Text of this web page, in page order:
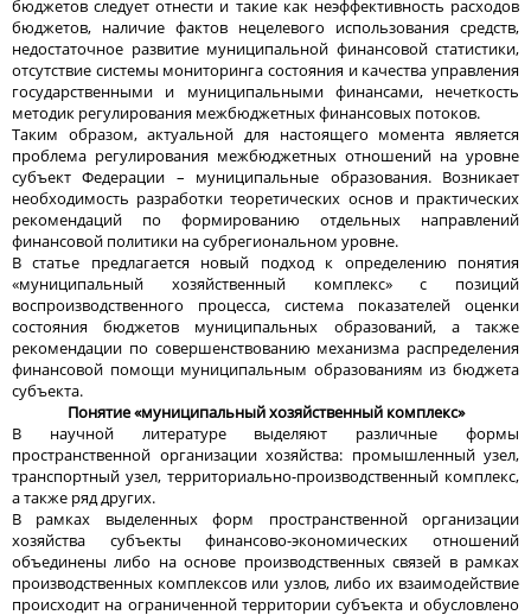
бюджетов следует отнести и такие как неэффективность расходов
бюджетов, наличие фактов нецелевого использования средств,
недостаточное развитие муниципальной финансовой статистики,
отсутствие системы мониторинга состояния и качества управления
государственными и муниципальными финансами, нечеткость
методик регулирования межбюджетных финансовых потоков.
Таким образом, актуальной для настоящего момента является
проблема регулирования межбюджетных отношений на уровне
субъект Федерации – муниципальные образования. Возникает
необходимость разработки теоретических основ и практических
рекомендаций по формированию отдельных направлений
финансовой политики на субрегиональном уровне.
В статье предлагается новый подход к определению понятия
«муниципальный хозяйственный комплекс» с позиций
воспроизводственного процесса, система показателей оценки
состояния бюджетов муниципальных образований, а также
рекомендации по совершенствованию механизма распределения
финансовой помощи муниципальным образованиям из бюджета
субъекта.
Понятие «муниципальный хозяйственный комплекс»
В научной литературе выделяют различные формы
пространственной организации хозяйства: промышленный узел,
транспортный узел, территориально-производственный комплекс,
а также ряд других.
В рамках выделенных форм пространственной организации
хозяйства субъекты финансово-экономических отношений
объединены либо на основе производственных связей в рамках
производственных комплексов или узлов, либо их взаимодействие
происходит на ограниченной территории субъекта и обусловлено